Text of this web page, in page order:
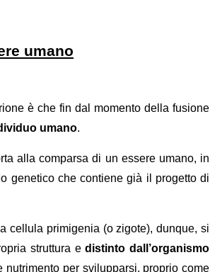
umano
è che fin dal momento della fusione
umano.
alla comparsa di un essere umano, in
genetico che contiene già il progetto di
cellula primigenia (o zigote), dunque, si
struttura edistinto dall’organismo
per svilupparsi, proprio come